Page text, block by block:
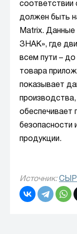
соответствии
должен быть
Matrix. Данные
ЗНАК», где
всем пути –
товара
показывает
обеспечивает
безопасности
продукции.
Источник: